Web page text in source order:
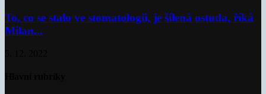
To, co se stalo ve stomatologii, je šílená ostuda, říká
Milan...